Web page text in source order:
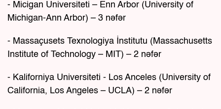
- Micigan Universiteti – Enn Arbor (University of
Michigan-Ann Arbor) – 3 nəfər
- Massaçusets Texnologiya İnstitutu (Massachusetts
Institute of Technology – MIT) – 2 nəfər
- Kaliforniya Universiteti - Los Anceles (University of
California, Los Angeles – UCLA) – 2 nəfər